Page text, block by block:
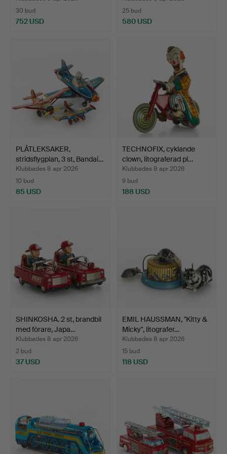
30 bud
752 USD
25 bud
580 USD
PLÅTLEKSAKER,
stridsflygplan, 3 st, Bandai…
Klubbades 8 apr 2026
10 bud
85 USD
TECHNOFIX, cyklande
clown, litograferad pl…
Klubbades 8 apr 2026
9 bud
188 USD
SHINKOSHA. 2 st, brandbil
med förare, Japa…
Klubbades 8 apr 2026
2 bud
37 USD
EMIL HAUSSMAN, "Kitty &
Micky", litografer…
Klubbades 8 apr 2026
15 bud
118 USD